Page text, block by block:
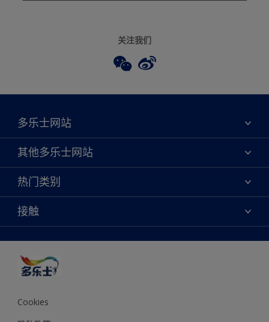
关注我们
多乐士网站
关于我们
联系我们
查找店铺
绿色工厂
其他多乐士网站
焕新服务
多乐士专业
天猫官方旗舰店
抖音官方旗舰店
热门类别
颜色
产品
创意灵感
装修建议
可持续发展
多乐士2025年度色彩 - 金盏黄
接触
颜色准确性
Cookies